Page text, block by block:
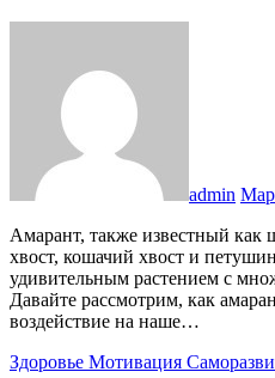
admin Мар
Амарант, также известный как щирица, бархатник, лисий
хвост, кошачий хвост и
удивительным растением с
Давайте рассмотрим, как
воздействие на наше…
Здоровье Мотивация